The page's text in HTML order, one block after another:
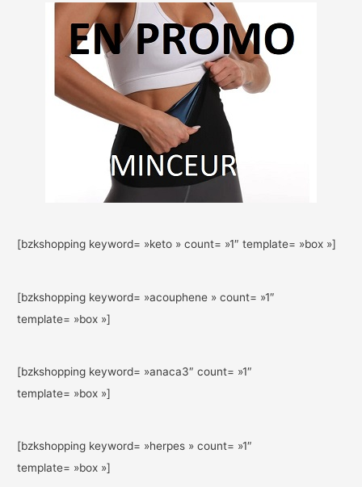
[bzkshopping keyword= »keto » count= »1″ template= »box »]
[bzkshopping keyword= »acouphene » count= »1″
template= »box »]
[bzkshopping keyword= »anaca3″ count= »1″
template= »box »]
[bzkshopping keyword= »herpes » count= »1″
template= »box »]